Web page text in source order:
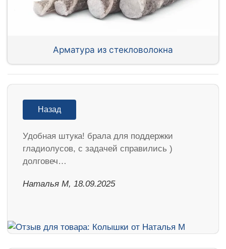
Арматура из стекловолокна
Назад
Удобная штука! брала для поддержки
гладиолусов, с задачей справились )
долговеч…
Наталья М, 18.09.2025